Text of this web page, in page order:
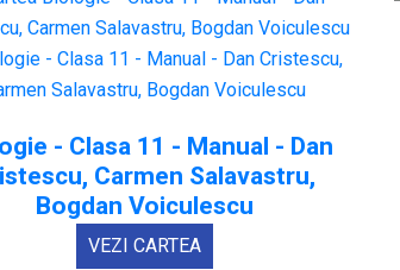
- Clasa 11 - Manual - Dan
Carmen Salavastru,
Bogdan Voiculescu
VEZI CARTEA